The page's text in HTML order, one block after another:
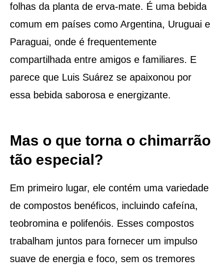
folhas da planta de erva-mate. É uma bebida
comum em países como Argentina, Uruguai e
Paraguai, onde é frequentemente
compartilhada entre amigos e familiares. E
parece que Luis Suárez se apaixonou por
essa bebida saborosa e energizante.
Mas o que torna o chimarrão
tão especial?
Em primeiro lugar, ele contém uma variedade
de compostos benéficos, incluindo cafeína,
teobromina e polifenóis. Esses compostos
trabalham juntos para fornecer um impulso
suave de energia e foco, sem os tremores